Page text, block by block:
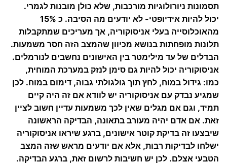
תסמונות ניורולוגיות מורכבות, שלא כולן מובנות לגמרי.
יכול להיות אידיופטי- לא יודעים מה הסיבה. כ 15%
מהאוכלוסייה בעלי אניסוקוריה, אך מעריכים שמתקבלות
תלונות מופחתות בנושא מכיוון שהמצב הזה חסר משמעות.
הבדלים של עד מילימטר בין האישונים נחשבים לנורמלים.
אניסוקוריה יכול להיות גם סימן לנזק במערכת המוחית,
כמו: גידול במוח, לחץ תוך גולגולתי גבוה, דימום במוח. לכן
שמגיע נבדק עם אניסוקוריה יש לוודא אם זה היה קיים
תמיד, וגם אם מגלים שאין לכך משמעות עדיין חשוב לציין
זאת. אם אדם יהיה מעורב בתאונה, הבדיקה הראשונה
שיבצעו זה בדיקת קוטר אישונים, ברגע שיראו אניסוקוריה
ישלחו לבדיקות רבות, אלא אם יודעים מראש שזה המצב
הטבעי אצלם. לכן יש חשיבות לרשום זאת, ברגע הבדיקה.